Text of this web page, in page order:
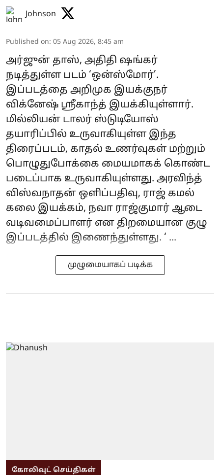
Johnson
Published on: 05 Aug 2026, 8:45 am
அர்ஜுன் தாஸ், அதிதி ஷங்கர்
நடித்துள்ள படம் ‘ஒன்ஸ்மோர்’.
இப்படத்தை அறிமுக இயக்குநர்
விக்னேஷ் ஸ்ரீகாந்த் இயக்கியுள்ளார்.
மில்லியன் டாலர் ஸ்டுடியோஸ்
தயாரிப்பில் உருவாகியுள்ள இந்த
திரைப்படம், காதல் உணர்வுகள் மற்றும்
பொழுதுபோக்கை மையமாகக் கொண்ட
படைப்பாக உருவாகியுள்ளது. அரவிந்த்
விஸ்வநாதன் ஒளிப்பதிவு, ராஜ் கமல்
கலை இயக்கம், நவா ராஜ்குமார் ஆடை
வடிவமைப்பாளர் என திறமையான குழு
இப்படத்தில் இணைந்துள்ளது. ‘ ...
முழுமையாகப் படிக்க
கோலிவுட் செய்திகள்